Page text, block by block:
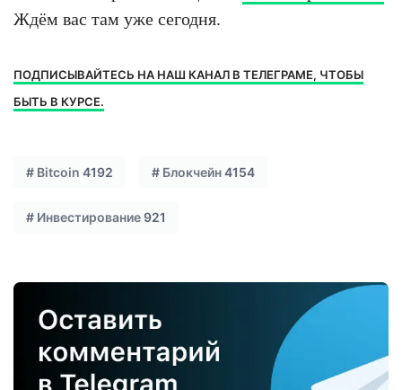
Ждём вас там уже сегодня.
ПОДПИСЫВАЙТЕСЬ НА НАШ КАНАЛ В ТЕЛЕГРАМЕ, ЧТОБЫ
БЫТЬ В КУРСЕ.
# Bitcoin 4192 # Блокчейн4154
# Инвестирование921